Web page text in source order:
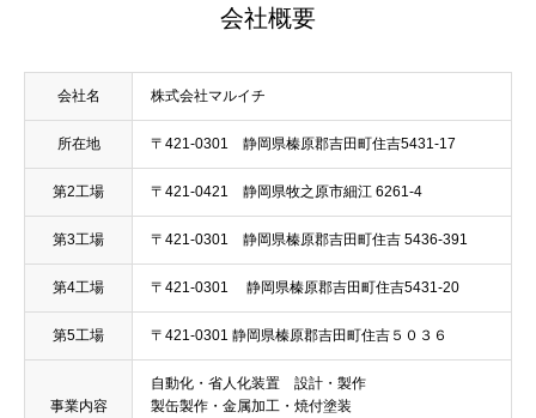
会社概要
会社名 株式会社マルイチ
所在地 〒421-0301 静岡県榛原郡吉田町住吉5431-17
第2工場 〒421-0421 静岡県牧之原市細江 6261-4
第3工場 〒421-0301 静岡県榛原郡吉田町住吉 5436-391
第4工場 〒421-0301 静岡県榛原郡吉田町住吉5431-20
第5工場 〒421-0301 静岡県榛原郡吉田町住吉５０３６
事業内容
自動化・省人化装置 設計・製作
製缶製作・金属加工・焼付塗装